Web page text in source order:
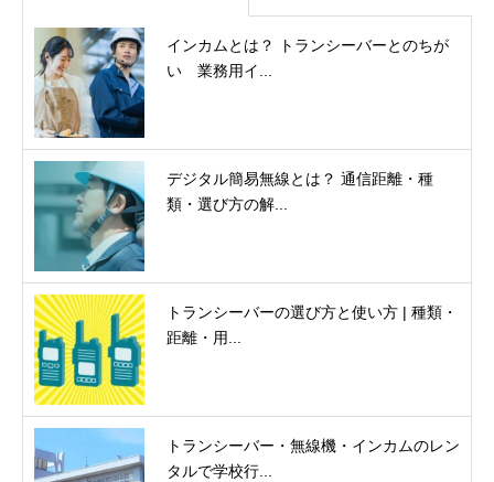
インカムとは？ トランシーバーとのちが
い 業務用イ...
デジタル簡易無線とは？ 通信距離・種
類・選び方の解...
トランシーバーの選び方と使い方 | 種類・
距離・用...
トランシーバー・無線機・インカムのレン
タルで学校行...